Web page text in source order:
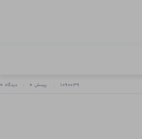
1090039 پرسش 0 دیدگاه 0